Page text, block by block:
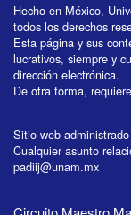
Hecho en México,
todos los derechos
Esta página y sus
lucrativos, siempre y
dirección electrónica.
De otra forma,
Sitio web
Cualquier asunto
padiij@unam.mx